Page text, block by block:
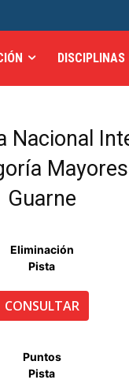
DISCIPLINAS
Nacional
Guarne
Eliminación
Pista
CONSULTAR
Puntos
Pista